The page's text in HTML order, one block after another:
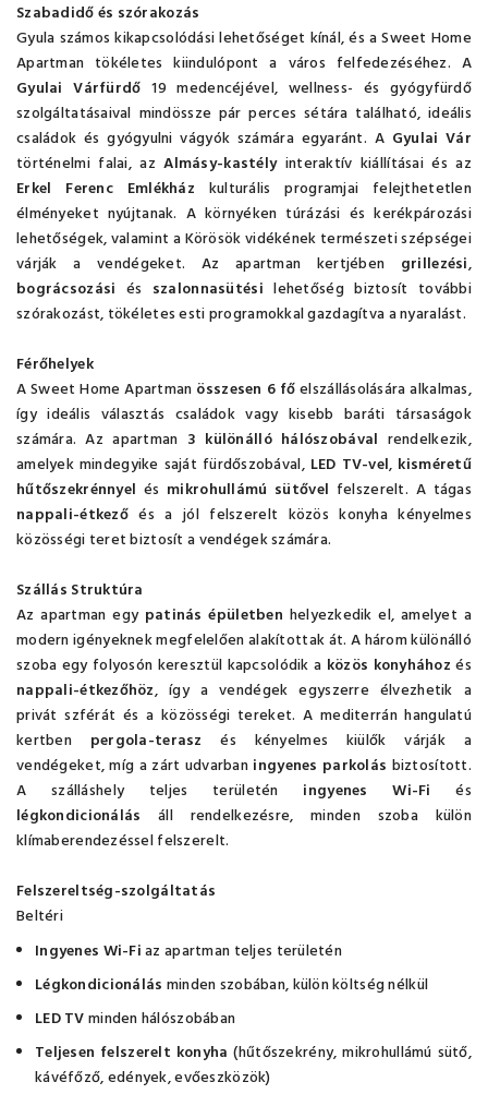
Szabadidő és szórakozás
Gyula számos kikapcsolódási lehetőséget kínál, és a Sweet Home
Apartman tökéletes kiindulópont a város felfedezéséhez. A
Gyulai Várfürdő 19 medencéjével, wellness- és gyógyfürdő
szolgáltatásaival mindössze pár perces sétára található, ideális
családok és gyógyulni vágyók számára egyaránt. A Gyulai Vár
történelmi falai, azAlmásy-kastélyinteraktív kiállításai és az
Erkel Ferenc Emlékház kulturális programjai felejthetetlen
élményeket nyújtanak. A környéken túrázási és kerékpározási
lehetőségek, valamint a Körösök vidékének természeti szépségei
várják a vendégeket. Az apartman kertjében grillezési,
bográcsozási és szalonnasütési lehetőség biztosít további
szórakozást, tökéletes esti programokkal gazdagítva a nyaralást.
Férőhelyek
A Sweet Home Apartman összesen 6 főelszállásolására alkalmas,
így ideális választás családok vagy kisebb baráti társaságok
számára. Az apartman 3 különálló hálószobával rendelkezik,
amelyek mindegyike saját fürdőszobával, LED TV-vel, kisméretű
hűtőszekrénnyel és mikrohullámú sütővel felszerelt. A tágas
nappali-étkezőés a jól felszerelt közös konyha kényelmes
közösségi teret biztosít a vendégek számára.
Szállás Struktúra
Az apartman egy patinás épületben helyezkedik el, amelyet a
modern igényeknek megfelelően alakítottak át. A három különálló
szoba egy folyosón keresztül kapcsolódik a közös konyhához és
nappali-étkezőhöz, így a vendégek egyszerre élvezhetik a
privát szférát és a közösségi tereket. A mediterrán hangulatú
kertben pergola-terasz és kényelmes kiülők várják a
vendégeket, míg a zárt udvarban ingyenes parkolás biztosított.
A szálláshely teljes területén ingyenes Wi-Fi és
légkondicionálás áll rendelkezésre, minden szoba külön
klímaberendezéssel felszerelt.
Felszereltség-szolgáltatás
Beltéri
Ingyenes Wi-Fiaz apartman teljes területén
Légkondicionálás minden szobában, külön költség nélkül
LED TVminden hálószobában
Teljesen felszerelt konyha (hűtőszekrény, mikrohullámú sütő,
kávéfőző, edények, evőeszközök)